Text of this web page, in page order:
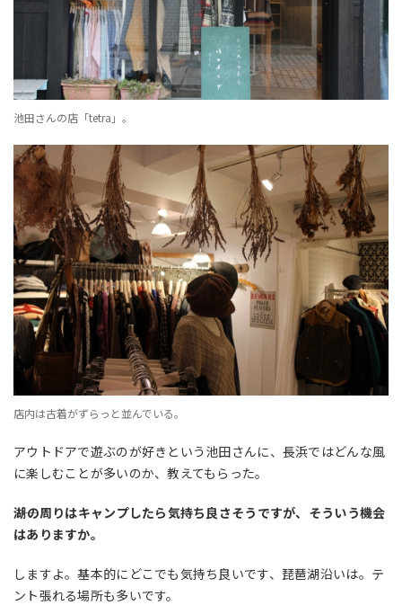
池田さんの店「tetra」。
店内は古着がずらっと並んでいる。
アウトドアで遊ぶのが好きという池田さんに、長浜ではどんな風
に楽しむことが多いのか、教えてもらった。
――湖の周りはキャンプしたら気持ち良さそうですが、そういう機会
はありますか。
しますよ。基本的にどこでも気持ち良いです、琵琶湖沿いは。テ
ント張れる場所も多いです。